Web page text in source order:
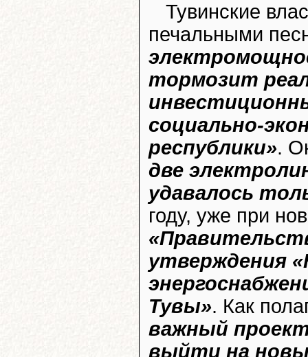
Тувинские
печальными
тормозит
социально-
республики».
две
удавалось
году, уже при
утверждения
Тувы». Как
важный
выйти на